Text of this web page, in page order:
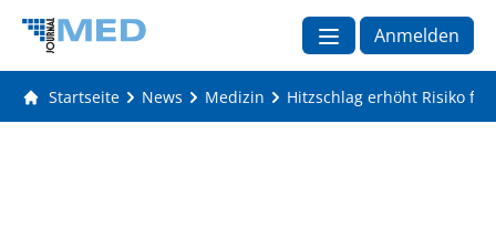
Anmelden
Startseite News Medizin Hitzschlag erhöht Risiko